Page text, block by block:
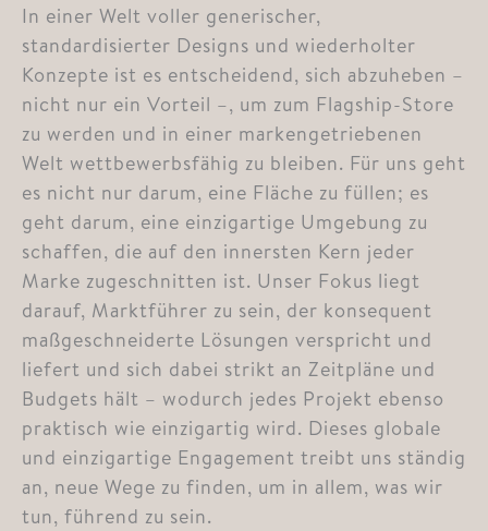
In einer Welt voller generischer,
standardisierter Designs und wiederholter
Konzepte ist es entscheidend, sich abzuheben –
nicht nur ein Vorteil –, um zum Flagship-Store
zu werden und in einer markengetriebenen
Welt wettbewerbsfähig zu bleiben. Für uns geht
es nicht nur darum, eine Fläche zu füllen; es
geht darum, eine einzigartige Umgebung zu
schaffen, die auf den innersten Kern jeder
Marke zugeschnitten ist. Unser Fokus liegt
darauf, Marktführer zu sein, der konsequent
maßgeschneiderte Lösungen verspricht und
liefert und sich dabei strikt an Zeitpläne und
Budgets hält – wodurch jedes Projekt ebenso
praktisch wie einzigartig wird. Dieses globale
und einzigartige Engagement treibt uns ständig
an, neue Wege zu finden, um in allem, was wir
tun, führend zu sein.